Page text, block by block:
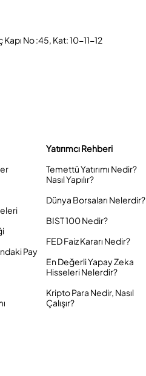
No :45, Kat: 10-11-12
Pay
Yatırımcı Rehberi
Temettü Yatırımı Nedir?
Nasıl Yapılır?
Dünya Borsaları Nelerdir?
BIST 100 Nedir?
FED Faiz Kararı Nedir?
En Değerli Yapay Zeka
Hisseleri Nelerdir?
Kripto Para Nedir, Nasıl
Çalışır?